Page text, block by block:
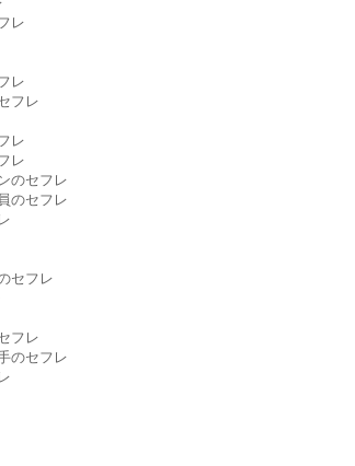
レ
レ
フレ
レ
レ
のセフレ
のセフレ
セフレ
フレ
のセフレ